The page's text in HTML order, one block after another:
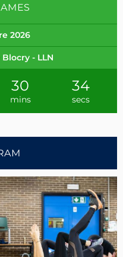
2026
- LLN
30
mins
34
secs